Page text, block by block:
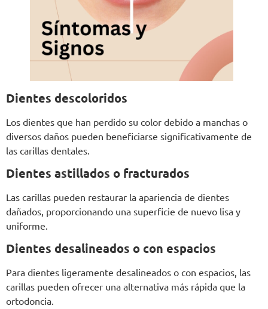
Dientes descoloridos
Los dientes que han perdido su color debido a manchas o
diversos daños pueden beneficiarse significativamente de
las carillas dentales.
Dientes astillados o fracturados
Las carillas pueden restaurar la apariencia de dientes
dañados, proporcionando una superficie de nuevo lisa y
uniforme.
Dientes desalineados o con espacios
Para dientes ligeramente desalineados o con espacios, las
carillas pueden ofrecer una alternativa más rápida que la
ortodoncia.